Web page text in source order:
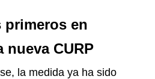
primeros en
nueva CURP
la medida ya ha sido